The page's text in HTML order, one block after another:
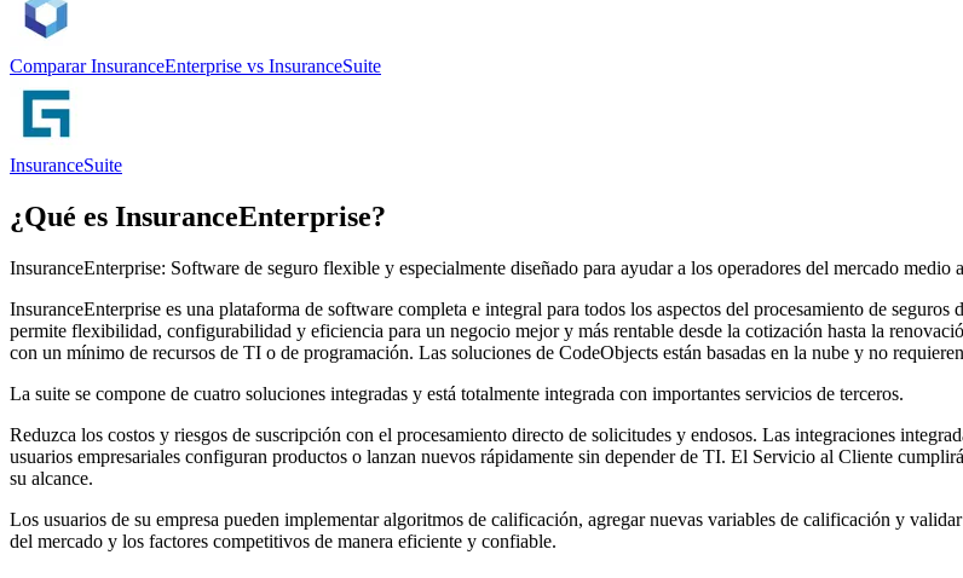
Comparar InsuranceEnterprise vs InsuranceSuite
InsuranceSuite
¿Qué es InsuranceEnterprise?
InsuranceEnterprise: Software de seguro flexible y especialmente diseñado para ayudar a los operadores del mercado medio
InsuranceEnterprise es una plataforma de software completa e integral para todos los aspectos del procesamiento de
permite flexibilidad, configurabilidad y eficiencia para un negocio mejor y más rentable desde la cotización hasta la
con un mínimo de recursos de TI o de programación. Las soluciones de CodeObjects están basadas en la nube y no
La suite se compone de cuatro soluciones integradas y está totalmente integrada con importantes servicios de terceros.
Reduzca los costos y riesgos de suscripción con el procesamiento directo de solicitudes y endosos. Las integraciones
usuarios empresariales configuran productos o lanzan nuevos rápidamente sin depender de TI. El Servicio al Cliente
su alcance.
Los usuarios de su empresa pueden implementar algoritmos de calificación, agregar nuevas variables de calificación y
del mercado y los factores competitivos de manera eficiente y confiable.